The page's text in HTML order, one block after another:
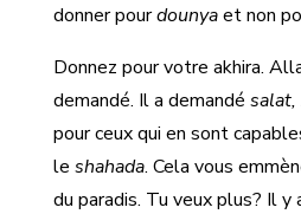
donner pourdounyaet non
Donnez pour votre akhira.
demandé. Il a demandé salat,
pour ceux qui en sont
le shahada. Cela vous
du paradis. Tu veux plus? Il y